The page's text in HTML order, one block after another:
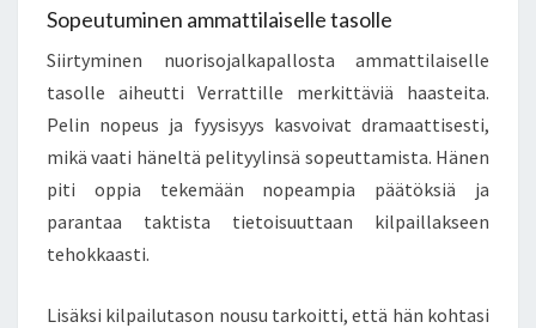
Sopeutuminen ammattilaiselle tasolle
Siirtyminen nuorisojalkapallosta ammattilaiselle
tasolle aiheutti Verrattille merkittäviä haasteita.
Pelin nopeus ja fyysisyys kasvoivat dramaattisesti,
mikä vaati häneltä pelityylinsä sopeuttamista. Hänen
piti oppia tekemään nopeampia päätöksiä ja
parantaa taktista tietoisuuttaan kilpaillakseen
tehokkaasti.
Lisäksi kilpailutason nousu tarkoitti, että hän kohtasi